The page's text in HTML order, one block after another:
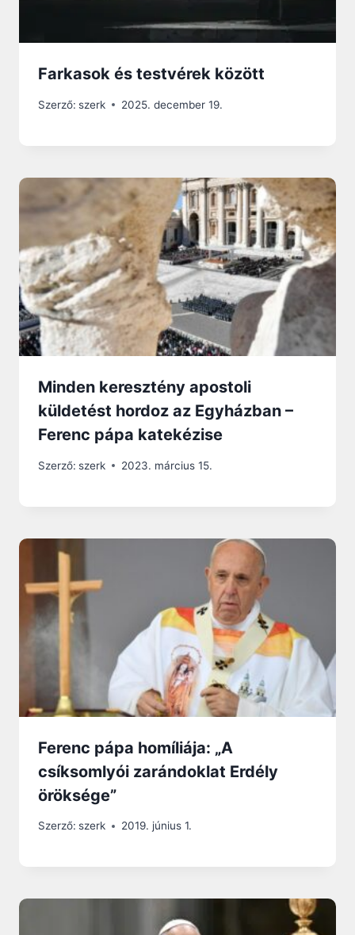
Farkasok és testvérek között
Szerző: szerk 2025. december 19.
Minden keresztény apostoli
küldetést hordoz az Egyházban –
Ferenc pápa katekézise
Szerző: szerk 2023. március 15.
Ferenc pápa homíliája: „A
csíksomlyói zarándoklat Erdély
öröksége”
Szerző: szerk 2019. június 1.